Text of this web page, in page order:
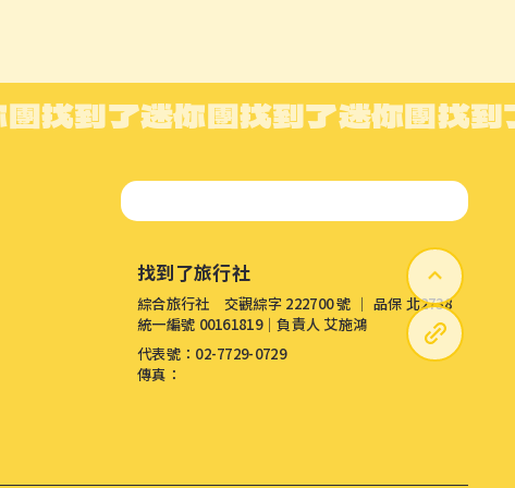
找到了迷你團找到了迷你團找到
找到了旅行社
綜合旅行社 交觀綜字 222700 號 │ 品保 北2738
統一編號 00161819│負責人 艾施鴻
代表號：02-7729-0729
傳真：